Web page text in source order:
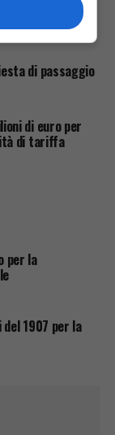
di passaggio
di euro per
di tariffa
per la
del 1907 per la